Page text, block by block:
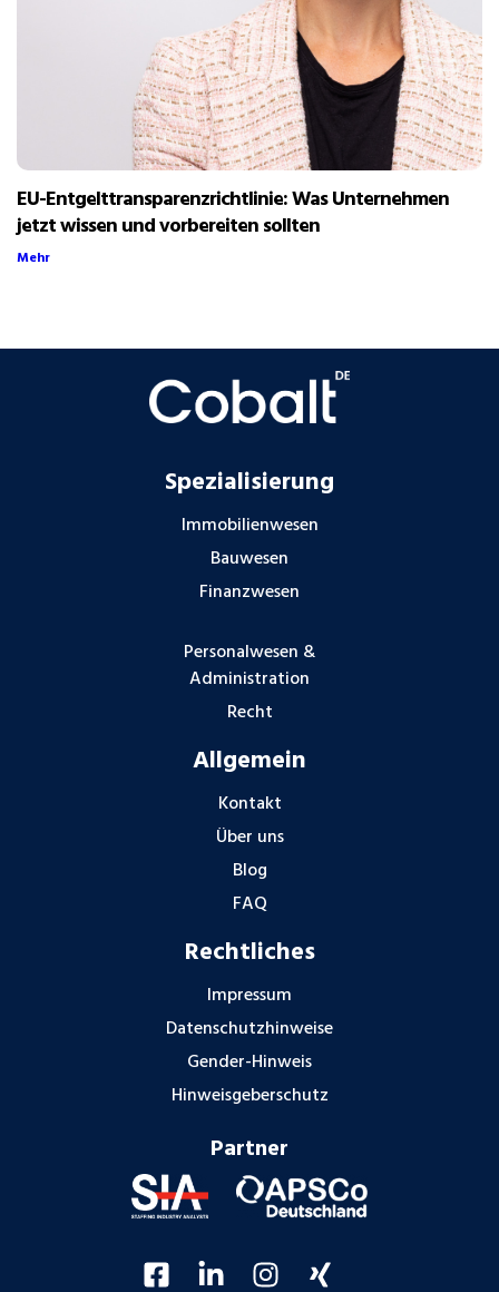
EU-Entgelttransparenzrichtlinie: Was Unternehmen
jetzt wissen und vorbereiten sollten
Mehr
Spezialisierung
Immobilienwesen
Bauwesen
Finanzwesen
Personalwesen &
Administration
Recht
Allgemein
Kontakt
Über uns
Blog
FAQ
Rechtliches
Impressum
Datenschutzhinweise
Gender-Hinweis
Hinweisgeberschutz
Partner